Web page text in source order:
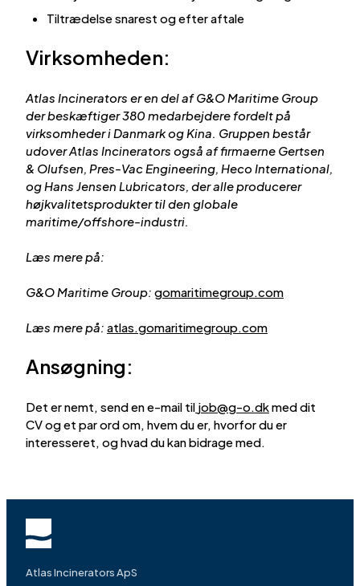
Tiltrædelse snarest og efter aftale
Virksomheden:
Atlas Incinerators er en del af G&O Maritime Group
der beskæftiger 380 medarbejdere fordelt på
virksomheder i Danmark og Kina. Gruppen består
udover Atlas Incinerators også af firmaerne Gertsen
& Olufsen, Pres-Vac Engineering, Heco International,
og Hans Jensen Lubricators, der alle producerer
højkvalitetsprodukter til den globale
maritime/offshore-industri.
Læs mere på:
G&O Maritime Group: gomaritimegroup.com
Læs mere på: atlas.gomaritimegroup.com
Ansøgning:
Det er nemt, send en e-mail til job@g-o.dkmed dit
CV og et par ord om, hvem du er, hvorfor du er
interesseret, og hvad du kan bidrage med.
Atlas Incinerators ApS